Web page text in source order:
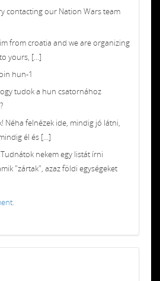
contacting our Nation Wars team
from croatia and we are organizing
yours, [...]
hun-1
tudok a hun csatornához
Néha felnézek ide, mindig jó látni,
él és [...]
Tudnátok nekem egy listát írni
"zártak", azaz földi egységeket